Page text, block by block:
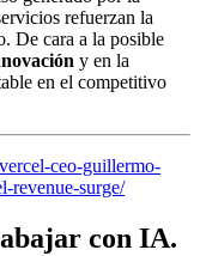
refuerzan la
De cara a la posible
y en la
en el competitivo
ceo-guillermo-
revenue-surge/
con IA.